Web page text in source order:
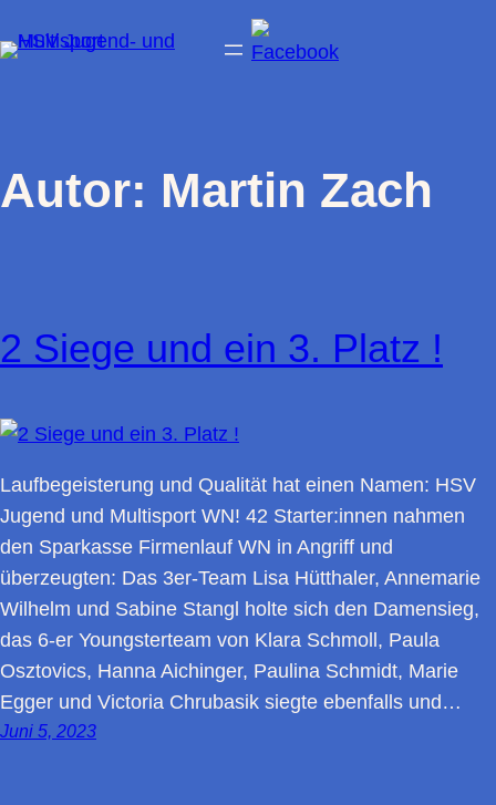
Inhalt
Autor: Martin Zach
2 Siege und ein 3. Platz !
Laufbegeisterung und Qualität hat einen Namen: HSV
Jugend und Multisport WN! 42 Starter:innen nahmen
den Sparkasse Firmenlauf WN in Angriff und
überzeugten: Das 3er-Team Lisa Hütthaler, Annemarie
Wilhelm und Sabine Stangl holte sich den Damensieg,
das 6-er Youngsterteam von Klara Schmoll, Paula
Osztovics, Hanna Aichinger, Paulina Schmidt, Marie
Egger und Victoria Chrubasik siegte ebenfalls und…
Juni 5, 2023